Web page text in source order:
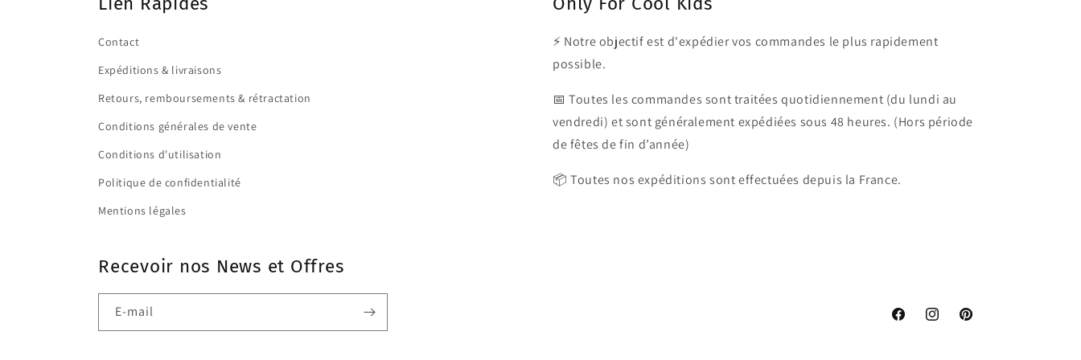
Contact
Expéditions & livraisons
Retours, remboursements & rétractation
Conditions générales de vente
Conditions d'utilisation
Politique de confidentialité
Mentions légales
⚡ Notre objectif est d'expédier vos commandes le plus rapidement
possible.
📅 Toutes les commandes sont traitées quotidiennement (du lundi au
vendredi) et sont généralement expédiées sous 48 heures. (Hors période
de fêtes de fin d’année)
📦 Toutes nos expéditions sont effectuées depuis la France.
Recevoir nos News et Offres
E-mail
FacebookInstagramPinterest